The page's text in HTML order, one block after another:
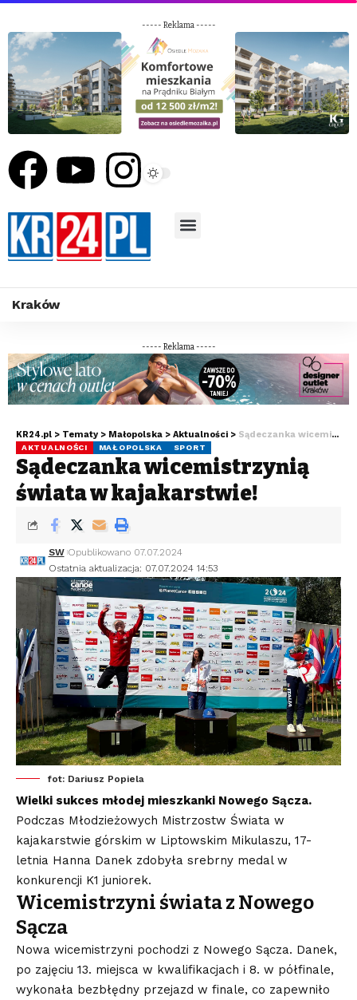
----- Reklama -----
Kraków
----- Reklama -----
KR24.pl > Tematy > Małopolska > Aktualności > Sądeczanka wicemistrzynią świata w kajakarstwie!
AKTUALNOŚCI MAŁOPOLSKA SPORT
Sądeczanka wicemistrzynią
świata w kajakarstwie!
Ostatnia aktualizacja: 07.07.2024 14:53
SW Opublikowano 07.07.2024
fot: Dariusz Popiela
Wielki sukces młodej mieszkanki Nowego Sącza.
Podczas Młodzieżowych Mistrzostw Świata w
kajakarstwie górskim w Liptowskim Mikulaszu, 17-
letnia Hanna Danek zdobyła srebrny medal w
konkurencji K1 juniorek.
Wicemistrzyni świata z Nowego
Sącza
Nowa wicemistrzyni pochodzi z Nowego Sącza. Danek,
po zajęciu 13. miejsca w kwalifikacjach i 8. w półfinale,
wykonała bezbłędny przejazd w finale, co zapewniło